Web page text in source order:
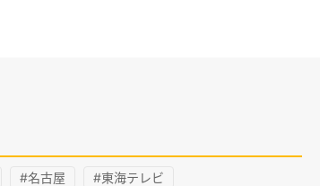
#名古屋 #東海テレビ